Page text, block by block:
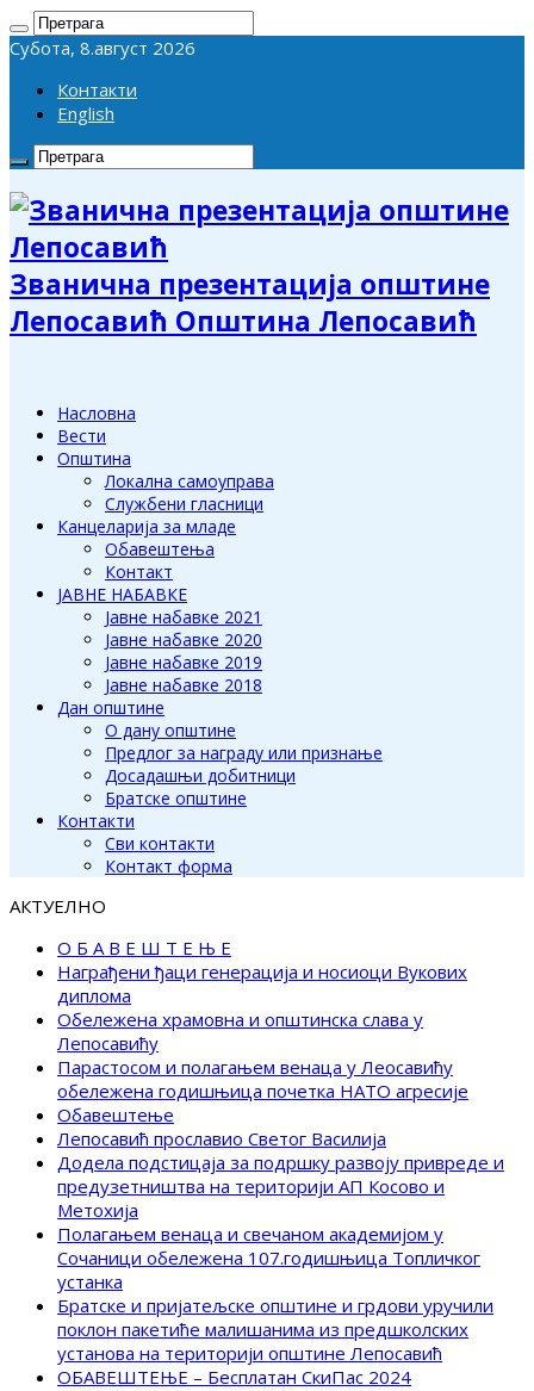
Субота, 8.август 2026
Контакти
English
Званична презентација општине
Лепосавић Општина Лепосавић
Насловна
Вести
Општина
Локална самоуправа
Службени гласници
Канцеларија за младе
Обавештења
Контакт
ЈАВНЕ НАБАВКЕ
Јавне набавке 2021
Јавне набавке 2020
Јавне набавке 2019
Јавне набавке 2018
Дан општине
О дану општине
Предлог за награду или признање
Досадашњи добитници
Братске општине
Контакти
Сви контакти
Контакт форма
АКТУЕЛНО
О Б А В Е Ш Т Е Њ Е
Награђени ђаци генерација и носиоци Вукових
диплома
Обележена храмовна и општинска слава у
Лепосавићу
Парастосом и полагањем венаца у Леосавићу
обележена годишњица почетка НАТО агресије
Обавештење
Лепосавић прославио Светог Василија
Додела подстицаја за подршку развоју привреде и
предузетништва на територији АП Косово и
Метохија
Полагањем венаца и свечаном академијом у
Сочаници обележена 107.годишњица Топличког
устанка
Братске и пријатељске општине и грдови уручили
поклон пакетиће малишанима из предшколских
установа на територији општине Лепосавић
ОБАВЕШТЕЊЕ – Бесплатан СкиПас 2024